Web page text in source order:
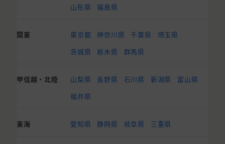
山形県
福島県
関東 東京都 神奈川県 千葉県
埼玉県
茨城県
栃木県 群馬県
甲信越・北陸 山梨県 長野県 石川県 新潟県
富山県
福井県
東海 愛知県 静岡県 岐阜県 三重県